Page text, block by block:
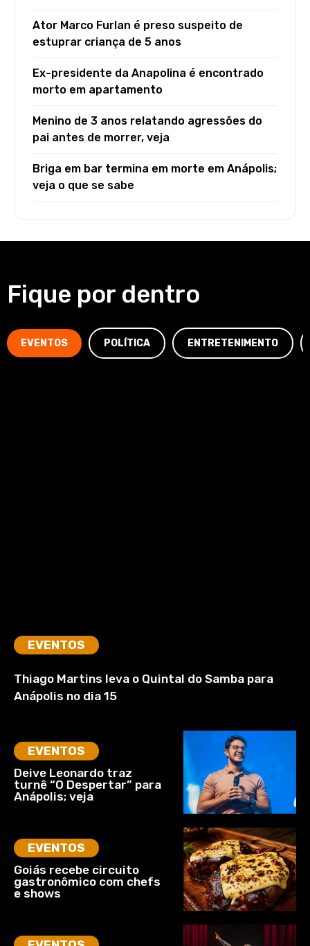
Ator Marco Furlan é preso suspeito de
estuprar criança de 5 anos
Ex-presidente da Anapolina é encontrado
morto em apartamento
Menino de 3 anos relatando agressões do
pai antes de morrer, veja
Briga em bar termina em morte em Anápolis;
veja o que se sabe
Fique por dentro
EVENTOS POLÍTICA ENTRETENIMENTO
EVENTOS
Thiago Martins leva o Quintal do Samba para
Anápolis no dia 15
EVENTOS
Deive Leonardo traz
turnê “O Despertar” para
Anápolis; veja
EVENTOS
Goiás recebe circuito
gastronômico com chefs
e shows